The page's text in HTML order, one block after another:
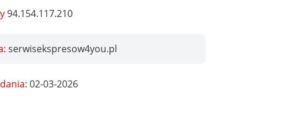
94.154.117.210
serwisekspresow4you.pl
02-03-2026